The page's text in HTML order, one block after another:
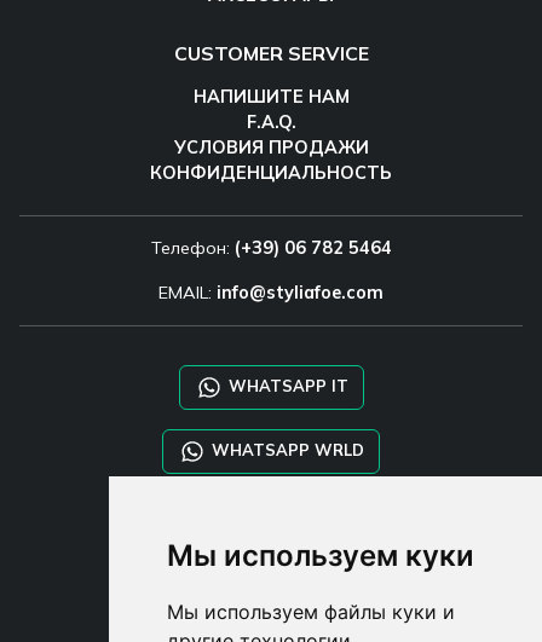
Мы используем куки
Мы используем файлы куки и
CUSTOMER SERVICE
НАПИШИТЕ НАМ
F.A.Q.
УСЛОВИЯ ПРОДАЖИ
КОНФИДЕНЦИАЛЬНОСТЬ
Телефон: (+39) 06 782 5464
EMAIL: info@styliafoe.com
WHATSAPP IT
WHATSAPP WRLD
SHOP B2B
DROPSHIPPING